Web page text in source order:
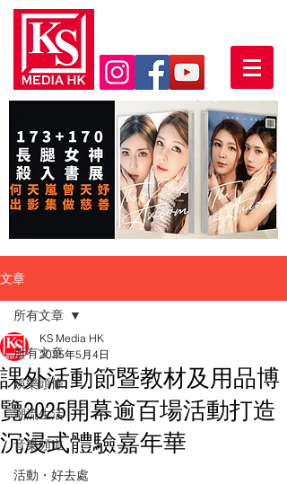
文章
所有文章
娛樂頭條
潮流生活
音樂頻道
活動・好去處
所有文章
課外活動節暨教材及用品博
覽2025開幕逾百場活動打造
沉浸式體驗嘉年華
KS Media HK
2025年5月4日